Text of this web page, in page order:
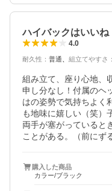
ハイバックはいいね
4.0
耐久性 ： 普通 組立てやすさ ：
組み立て、座り心地、
申し分なし！付属のヘ
はの姿勢で気持ちよく
も地味に嬉しい（笑）
両手が塞がっていると
ことがある。（前にず
いいかなと。外の空気
的なので充分。カップ
購入した商品
カラー/ブラック